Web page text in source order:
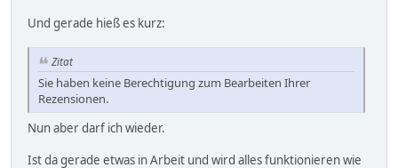
Und gerade hieß es kurz:
Zitat
Sie haben keine Berechtigung zum Bearbeiten Ihrer
Rezensionen.
Nun aber darf ich wieder.
Ist da gerade etwas in Arbeit und wird alles funktionieren wie